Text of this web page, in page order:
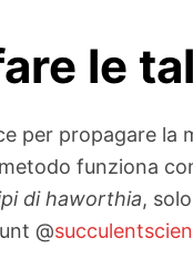
le
per propagare la
metodo funziona
di haworthia,
@